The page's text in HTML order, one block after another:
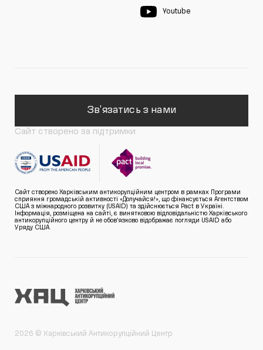
Youtube
Зв'язатись з нами
Сайт створено за підтримки
Сайт створено Харківським антикорупційним центром в рамках Програми
сприяння громадській активності «Долучайся!», що фінансується Агентством
США з міжнародного розвитку (USAID) та здійснюється Pact в Україні.
Інформація, розміщена на сайті, є винятковою відповідальністю Харківського
антикорупційного центру й не обов’язково відображає погляди USAID або
Уряду США.
2026 © Харківський Антикорупційний Центр